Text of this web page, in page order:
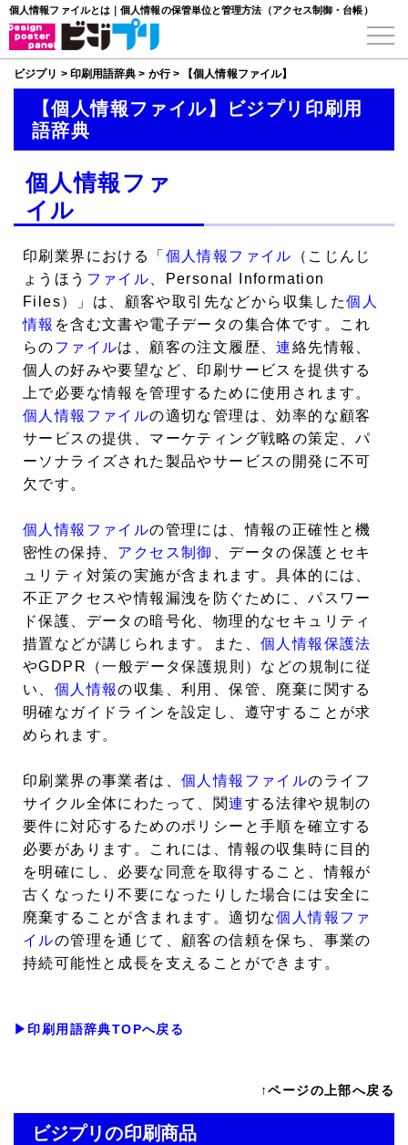
個人情報ファイルとは｜個人情報の保管単位と管理方法（アクセス制御・台帳）
ビジプリ > 印刷用語辞典 > か行> 【個人情報ファイル】
【個人情報ファイル】ビジプリ印刷用
語辞典
個人情報ファ
イル
印刷業界における「 個人情報ファイル
（こじんじ
ょうほう ファイル 、Personal Information
Files）」は、顧客や取引先などから収集した個人
情報 を含む文書や電子データの集合体です。これ
らのファイルは、顧客の注文履歴、連絡先情報、
個人の好みや要望など、印刷サービスを提供する
上で必要な情報を管理するために使用されます。
個人情報ファイルの適切な管理は、効率的な顧客
サービスの提供、マーケティング戦略の策定、パ
ーソナライズされた製品やサービスの開発に不可
欠です。
個人情報ファイルの管理には、情報の正確性と機
密性の保持、 アクセス制御
、データの保護とセキ
ュリティ対策の実施が含まれます。具体的には、
不正アクセスや情報漏洩を防ぐために、パスワー
ド保護、データの暗号化、物理的なセキュリティ
措置などが講じられます。また、 個人情報保護法
やGDPR（一般データ保護規則）などの規制に従
い、 個人情報の収集、利用、保管、廃棄に関する
明確なガイドラインを設定し、遵守することが求
められます。
印刷業界の事業者は、 個人情報ファイルのライフ
サイクル全体にわたって、関連する法律や規制の
要件に対応するためのポリシーと手順を確立する
必要があります。これには、情報の収集時に目的
を明確にし、必要な同意を取得すること、情報が
古くなったり不要になったりした場合には安全に
廃棄することが含まれます。適切な個人情報ファ
イルの管理を通じて、顧客の信頼を保ち、事業の
持続可能性と成長を支えることができます。
▶印刷用語辞典TOPへ戻る
↑ページの上部へ戻る
ビジプリの印刷商品